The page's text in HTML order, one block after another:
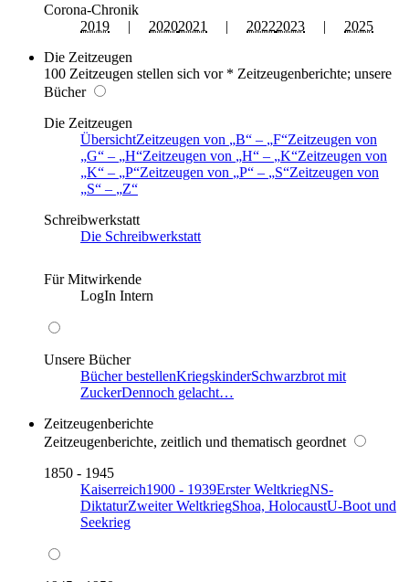
Corona-Chronik
2019 | 20202021 | 20222023 | 2025
Die Zeitzeugen
100 Zeitzeugen stellen sich vor * Zeitzeugenberichte; unsere
Bücher
Die Zeitzeugen
ÜbersichtZeitzeugen von B – F Zeitzeugen von
G
– H Zeitzeugen von H – K Zeitzeugen von
K
– P Zeitzeugen von P – S Zeitzeugen von
S
–
Z
Schreibwerkstatt
Die Schreibwerkstatt
Für Mitwirkende
LogIn Intern
Unsere Bücher
Bücher bestellenKriegskinderSchwarzbrot mit
ZuckerDennoch gelacht…
Zeitzeugenberichte
Zeitzeugenberichte, zeitlich und thematisch geordnet
1850 - 1945
Kaiserreich1900 - 1939Erster WeltkriegNS-
DiktaturZweiter WeltkriegShoa, HolocaustU-Boot und
Seekrieg